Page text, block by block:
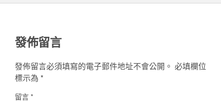
發佈留言
發佈留言必須填寫的電子郵件地址不會公開。 必填欄位
標示為 *
留言*